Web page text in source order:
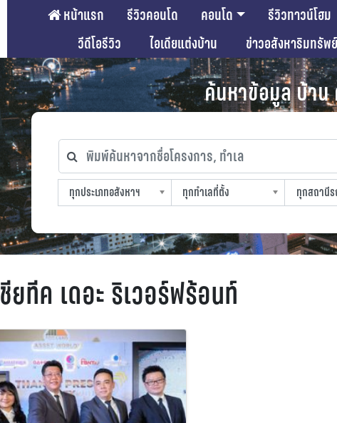
หน้าแรก รีวิวคอนโด คอนโด รีวิวทาวน์โฮม
วีดีโอรีวิว
ไอเดียแต่งบ้าน ข่าวอสังหาริมทรัพย์
ค้นหาข้อมูล บ้าน
พิมพ์ค้นหาจากชื่อโครงการ, ทำเล
ทุกประเภทอสังหาฯ
ทุกประเภทอสังหาฯ
ทุกทำเลที่ตั้ง
ทุกทำเลที่ตั้ง
ทุกสถานีรถไฟฟ้า
ทุกสถานี
ทุกช่วงราคา
ยทีค เดอะ ริเวอร์ฟร้อนท์